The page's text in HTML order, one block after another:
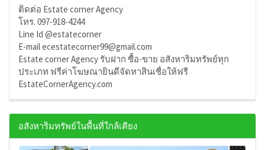
ติดต่อ Estate corner Agency
โทร. 097-918-4244
Line Id @estatecorner
E-mail ecestatecorner99@gmail.com
Estate corner Agency รับฝาก ซื้อ-ขาย อสังหาริมทรัพย์ทุก
ประเภท ฟรีค่าโฆษณายินดีจัดหาสินเชื่อให้ฟรี
EstateCornerAgency.com
อสังหาริมทรัพย์ในพื้นที่ใกล้เคียง